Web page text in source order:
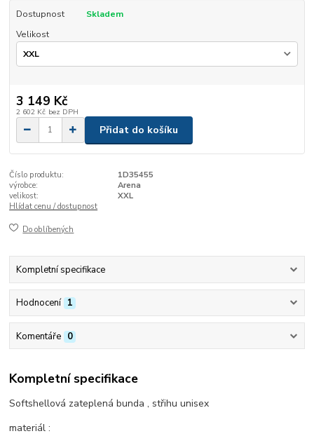
Dostupnost
Skladem
Velikost
3 149 Kč
2 602 Kč bez DPH
Přidat do košíku
Číslo produktu:
1D35455
výrobce:
Arena
velikost:
XXL
Hlídat cenu / dostupnost
Do oblíbených
Kompletní specifikace
Hodnocení 1
Komentáře 0
Kompletní specifikace
Softshellová zateplená bunda , střihu unisex
materiál :